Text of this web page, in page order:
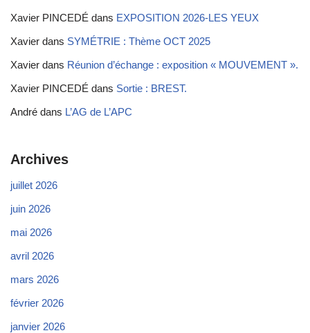
Xavier PINCEDÉ dans EXPOSITION 2026-LES YEUX
Xavier dans SYMÉTRIE : Thème OCT 2025
Xavier dans Réunion d’échange : exposition « MOUVEMENT ».
Xavier PINCEDÉ dans Sortie : BREST.
André dans L’AG de L’APC
Archives
juillet 2026
juin 2026
mai 2026
avril 2026
mars 2026
février 2026
janvier 2026